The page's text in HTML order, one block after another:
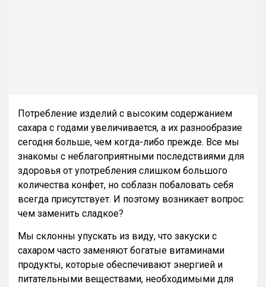
Потребление изделий с высоким содержанием
сахара с годами увеличивается, а их разнообразие
сегодня больше, чем когда-либо прежде. Все мы
знакомы с неблагоприятными последствиями для
здоровья от употребления слишком большого
количества конфет, но соблазн побаловать себя
всегда присутствует. И поэтому возникает вопрос:
чем заменить сладкое?
Мы склонны упускать из виду, что закуски с
сахаром часто заменяют богатые витаминами
продукты, которые обеспечивают энергией и
питательными веществами, необходимыми для